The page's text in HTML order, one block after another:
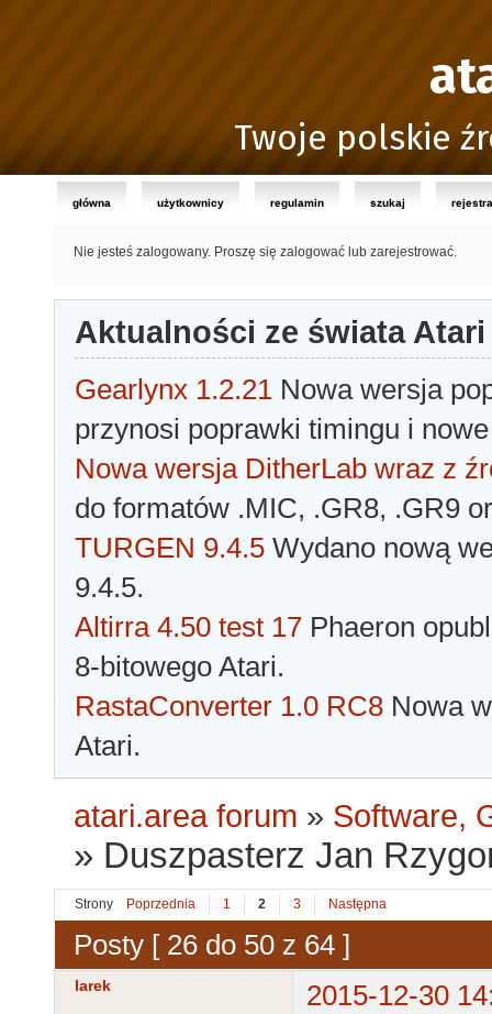
Twoje polskie
główna użytkownicy regulamin szukaj
Nie jesteś zalogowany. Proszę się zalogować lub zarejestrować.
Aktualności ze świata Atari
Gearlynx 1.2.21 Nowa wersja
przynosi poprawki timingu i
Nowa wersja DitherLab wraz z
do formatów .MIC, .GR8, .GR9
TURGEN 9.4.5 Wydano nową
9.4.5.
Altirra 4.50 test 17 Phaeron
8-bitowego Atari.
RastaConverter 1.0 RC8 Nowa
Atari.
atari.area forum » Software,
» Duszpasterz Jan
Strony Poprzednia 1 2 3 Następna
Posty [ 26 do 50 z 64 ]
larek 2015-12-30